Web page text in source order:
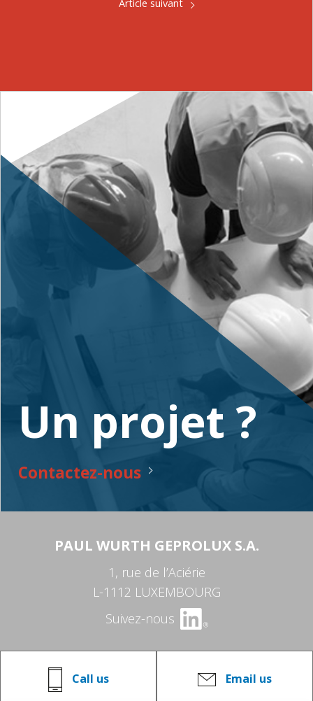
Article suivant
Un projet ?
Contactez-nous
PAUL WURTH GEPROLUX S.A.
1, rue de l’Aciérie
L-1112 LUXEMBOURG
Suivez-nous
Call us Email us